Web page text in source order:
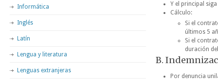
Y el principal
Cálculo:
Si el
últimos 5
Si el
duración
B.
Por denuncia
Informática
Inglés
Latín
Lengua y literatura
Lenguas extranjeras